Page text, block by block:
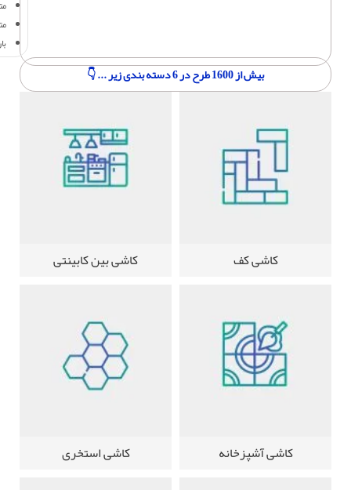
بیش از 1600 طرح در 6 دسته بندی زیر ... 👇
کاشی کف کاشی بین کابینتی
کاشی آشپزخانه کاشی استخری